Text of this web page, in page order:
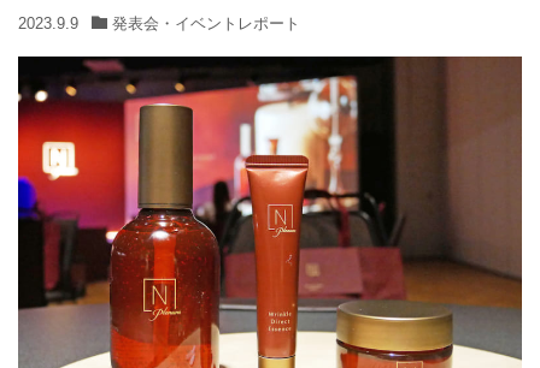
2023.9.9 発表会・イベントレポート